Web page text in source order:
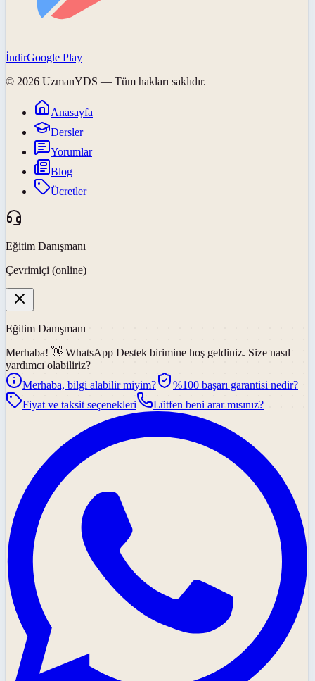
İndirGoogle Play
© 2026 UzmanYDS — Tüm hakları saklıdır.
Anasayfa
Dersler
Yorumlar
Blog
Ücretler
Eğitim Danışmanı
Çevrimiçi (online)
Eğitim Danışmanı
Merhaba! 👋 WhatsApp Destek birimine hoş geldiniz. Size nasıl
yardımcı olabiliriz?
Merhaba, bilgi alabilir miyim?
%100 başarı garantisi nedir?
Fiyat ve taksit seçenekleri
Lütfen beni arar mısınız?